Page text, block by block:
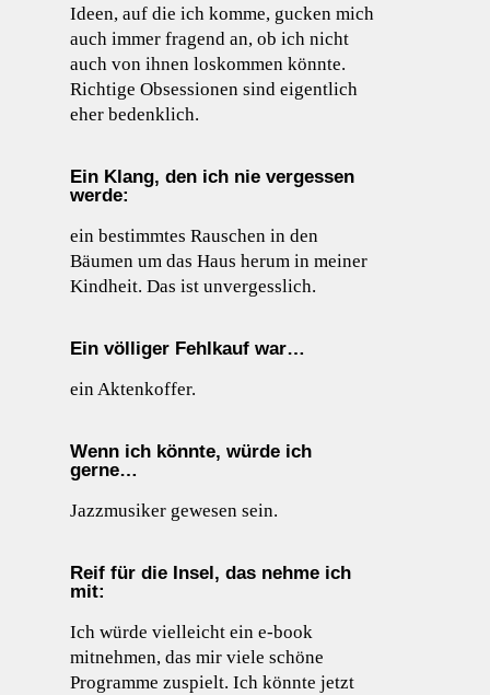
Ideen, auf die ich komme, gucken mich
auch immer fragend an, ob ich nicht
auch von ihnen loskommen könnte.
Richtige Obsessionen sind eigentlich
eher bedenklich.
Ein Klang, den ich nie vergessen
werde:
ein bestimmtes Rauschen in den
Bäumen um das Haus herum in meiner
Kindheit. Das ist unvergesslich.
Ein völliger Fehlkauf war…
ein Aktenkoffer.
Wenn ich könnte, würde ich
gerne…
Jazzmusiker gewesen sein.
Reif für die Insel, das nehme ich
mit:
Ich würde vielleicht ein e-book
mitnehmen, das mir viele schöne
Programme zuspielt. Ich könnte jetzt